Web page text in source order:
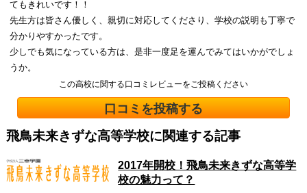
てもきれいです！！
先生方は皆さん優しく、親切に対応してくださり、学校の説明も丁寧で
分かりやすかったです。
少しでも気になっている方は、是非一度足を運んでみてはいかがでしょ
うか。
この高校に関する口コミレビューをご投稿ください
口コミを投稿する
飛鳥未来きずな高等学校に関連する記事
2017年開校！飛鳥未来きずな高等学
校の魅力って？